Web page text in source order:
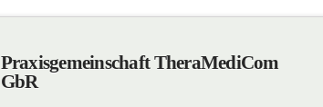
Praxisgemeinschaft TheraMediCom
GbR